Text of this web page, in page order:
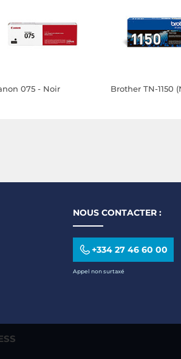
075 - Noir Brother TN-1150
NOUS CONTACTER :
+334 27 46 60 00
Appel non surtaxé